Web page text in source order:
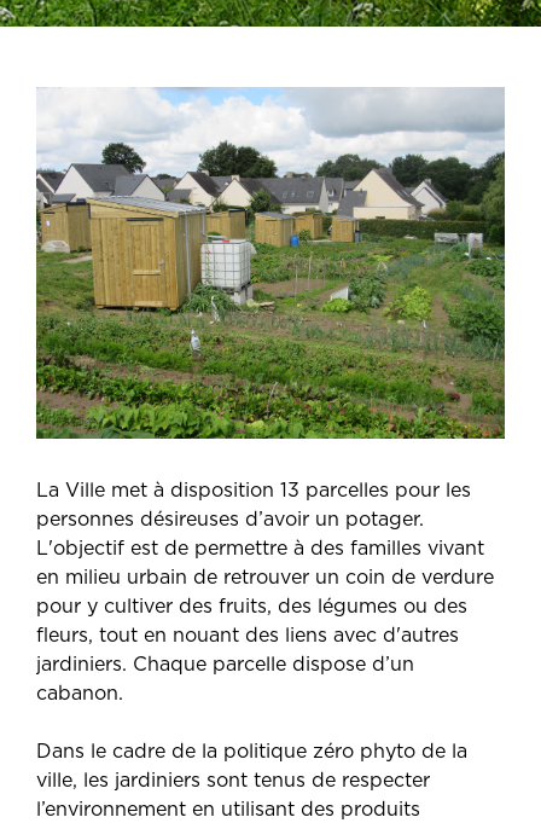
La Ville met à disposition 13 parcelles pour les
personnes désireuses d’avoir un potager.
L'objectif est de permettre à des familles vivant
en milieu urbain de retrouver un coin de verdure
pour y cultiver des fruits, des légumes ou des
fleurs, tout en nouant des liens avec d'autres
jardiniers. Chaque parcelle dispose d’un
cabanon.
Dans le cadre de la politique zéro phyto de la
ville, les jardiniers sont tenus de respecter
l’environnement en utilisant des produits